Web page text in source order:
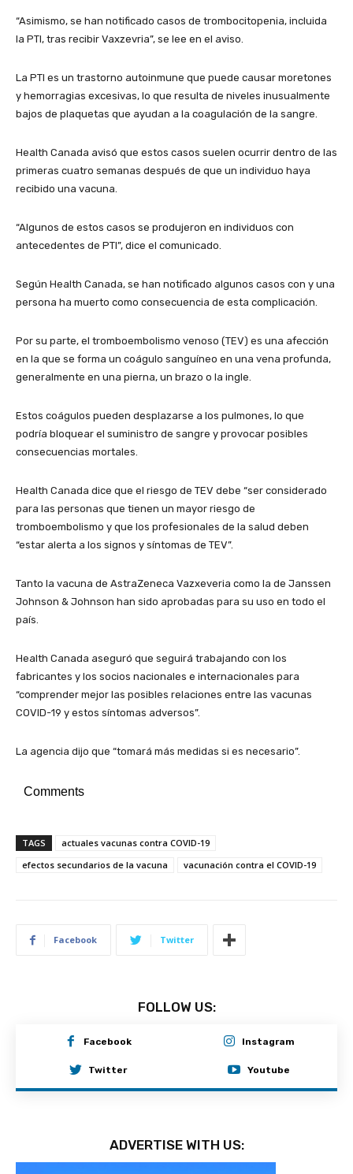
“Asimismo, se han notificado casos de trombocitopenia, incluida
la PTI, tras recibir Vaxzevria”, se lee en el aviso.
La PTI es un trastorno autoinmune que puede causar moretones
y hemorragias excesivas, lo que resulta de niveles inusualmente
bajos de plaquetas que ayudan a la coagulación de la sangre.
Health Canada avisó que estos casos suelen ocurrir dentro de las
primeras cuatro semanas después de que un individuo haya
recibido una vacuna.
“Algunos de estos casos se produjeron en individuos con
antecedentes de PTI”, dice el comunicado.
Según Health Canada, se han notificado algunos casos con y una
persona ha muerto como consecuencia de esta complicación.
Por su parte, el tromboembolismo venoso (TEV) es una afección
en la que se forma un coágulo sanguíneo en una vena profunda,
generalmente en una pierna, un brazo o la ingle.
Estos coágulos pueden desplazarse a los pulmones, lo que
podría bloquear el suministro de sangre y provocar posibles
consecuencias mortales.
Health Canada dice que el riesgo de TEV debe “ser considerado
para las personas que tienen un mayor riesgo de
tromboembolismo y que los profesionales de la salud deben
“estar alerta a los signos y síntomas de TEV”.
Tanto la vacuna de AstraZeneca Vazxeveria como la de Janssen
Johnson & Johnson han sido aprobadas para su uso en todo el
país.
Health Canada aseguró que seguirá trabajando con los
fabricantes y los socios nacionales e internacionales para
“comprender mejor las posibles relaciones entre las vacunas
COVID-19 y estos síntomas adversos”.
La agencia dijo que “tomará más medidas si es necesario”.
Comments
TAGS
actuales vacunas contra COVID-19
efectos secundarios de la vacuna
vacunación contra el COVID-19
Facebook Twitter
FOLLOW US:
Facebook Instagram
Twitter Youtube
ADVERTISE WITH US: